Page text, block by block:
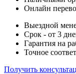
Онлайн
Выездной
Срок - от 3
Гарантия на
Точное
Получить